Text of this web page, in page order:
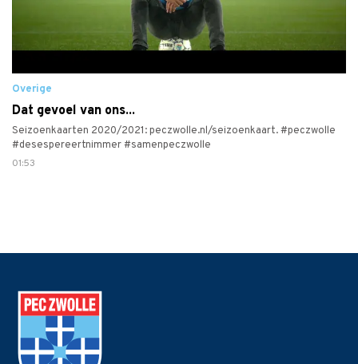
Overige
Dat gevoel van ons...
Seizoenkaarten 2020/2021: peczwolle.nl/seizoenkaart. #peczwolle
#desespereertnimmer #samenpeczwolle
01:53